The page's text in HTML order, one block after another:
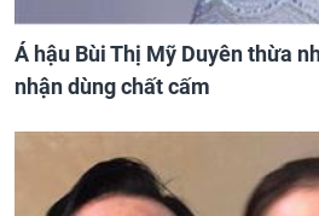
Á hậu Bùi Thị Mỹ Duyên thừa
nhận dùng chất cấm